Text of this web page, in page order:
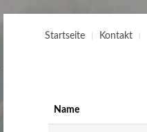
Startseite Kontakt
Name